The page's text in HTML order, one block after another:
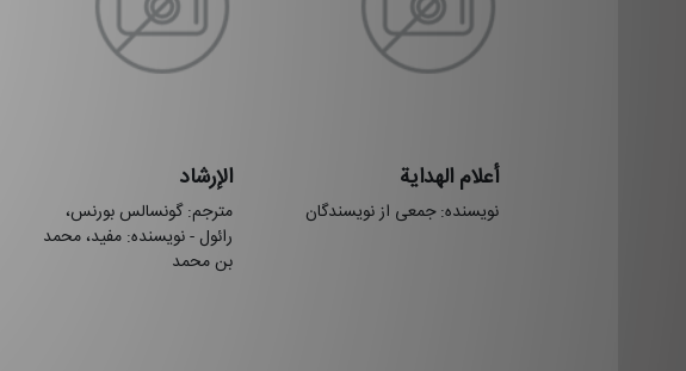
أعلام الهدایة
نویسنده: جمعی از نویسندگان
الإرشاد
مترجم: گونسالس‌ بورنس‌،
رائول‌ - نویسنده: مفید، محمد
بن محمد